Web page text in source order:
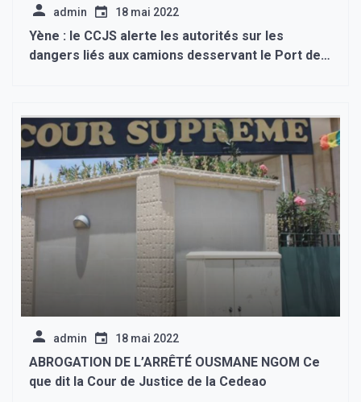
admin 18 mai 2022
Yène : le CCJS alerte les autorités sur les
dangers liés aux camions desservant le Port de
admin 18 mai 2022
ABROGATION DE L’ARRÊTÉ OUSMANE NGOM Ce
que dit la Cour de Justice de la Cedeao